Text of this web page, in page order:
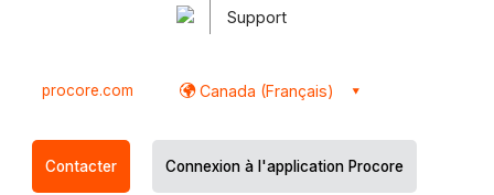
Support
procore.com Canada (Français)
Contacter Connexion à l'application Procore